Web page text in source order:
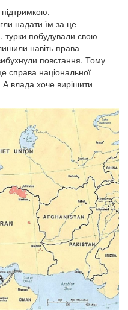
підтримкою, –
надати їм за це
турки побудували свою
навіть права
повстання. Тому
справа національної
А влада хоче вирішити